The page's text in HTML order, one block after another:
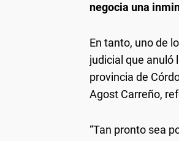
negocia una
En tanto, uno de
judicial que anuló
provincia de
Agost Carreño,
“Tan pronto sea